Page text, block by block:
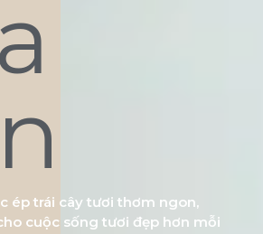
ép trái cây tươi thơm ngon,
cuộc sống tươi đẹp hơn mỗi